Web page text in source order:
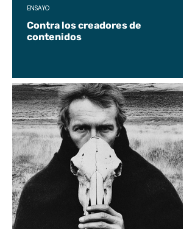
Contra los creadores de
contenidos
ENSAYO